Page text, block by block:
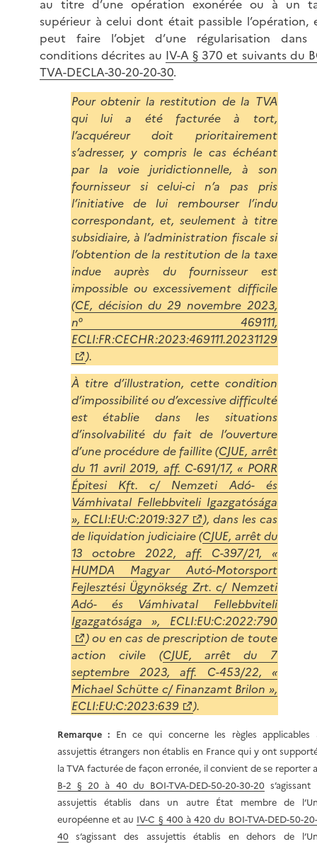
au titre d’une opération exonérée ou à un
supérieur à celui dont était passible l’opération,
peut faire l’objet d’une régularisation dans
conditions décrites au IV-A § 370 et suivants du
TVA-DECLA-30-20-20-30.
Pour obtenir la restitution de la TVA
qui lui a été facturée à tort,
l’acquéreur doit prioritairement
s’adresser, y compris le cas échéant
par la voie juridictionnelle, à son
fournisseur si celui-ci n’a pas pris
l’initiative de lui rembourser l’indu
correspondant, et, seulement à titre
subsidiaire, à l’administration fiscale si
l’obtention de la restitution de la taxe
indue auprès du fournisseur est
impossible ou excessivement difficile
(CE, décision du 29 novembre 2023,
n° 469111,
ECLI:FR:CECHR:2023:469111.20231129
).
À titre d’illustration, cette condition
d’impossibilité ou d’excessive difficulté
est établie dans les situations
d’insolvabilité du fait de l’ouverture
d’une procédure de faillite (CJUE, arrêt
du 11 avril 2019, aff. C-691/17, « PORR
Épitesi Kft. c/ Nemzeti Adó- és
Vámhivatal Fellebbviteli Igazgatósága
», ECLI:EU:C:2019:327
), dans les cas
de liquidation judiciaire (CJUE, arrêt du
13 octobre 2022, aff. C-397/21, «
HUMDA Magyar Autó-Motorsport
Fejlesztési Ügynökség Zrt. c/ Nemzeti
Adó- és Vámhivatal Fellebbviteli
Igazgatósága », ECLI:EU:C:2022:790
) ou en cas de prescription de toute
action civile (CJUE, arrêt du 7
septembre 2023, aff. C-453/22, «
Michael Schütte c/ Finanzamt Brilon »,
ECLI:EU:C:2023:639
).
Remarque : En ce qui concerne les règles applicables
assujettis étrangers non établis en France qui y ont
la TVA facturée de façon erronée, il convient de se reporter
B-2 § 20 à 40 du BOI-TVA-DED-50-20-30-20 s’agissant
assujettis établis dans un autre État membre de
européenne et au IV-C § 400 à 420 du BOI-TVA-DED-50-
40s’agissant des assujettis établis en dehors de